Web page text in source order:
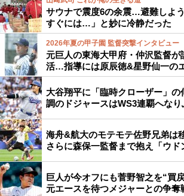
サウナで震度6の余震…避難しよ
すぐには…」と妙に冷静だった
2026年夏の甲子園 監督突撃インタビュー
元巨人の東海大甲府・仲沢監督が
活…指導には原辰徳&星野仙一の
大谷翔平に「臨時クローザー」
調のドジャースはWS3連覇へな
海舟&航大のモテモテ佐野兄弟は
さらに森保一監督まで抱え「ウド
巨人が今オフにも菅野智之を“買
元エースを待つメジャーとの争奪